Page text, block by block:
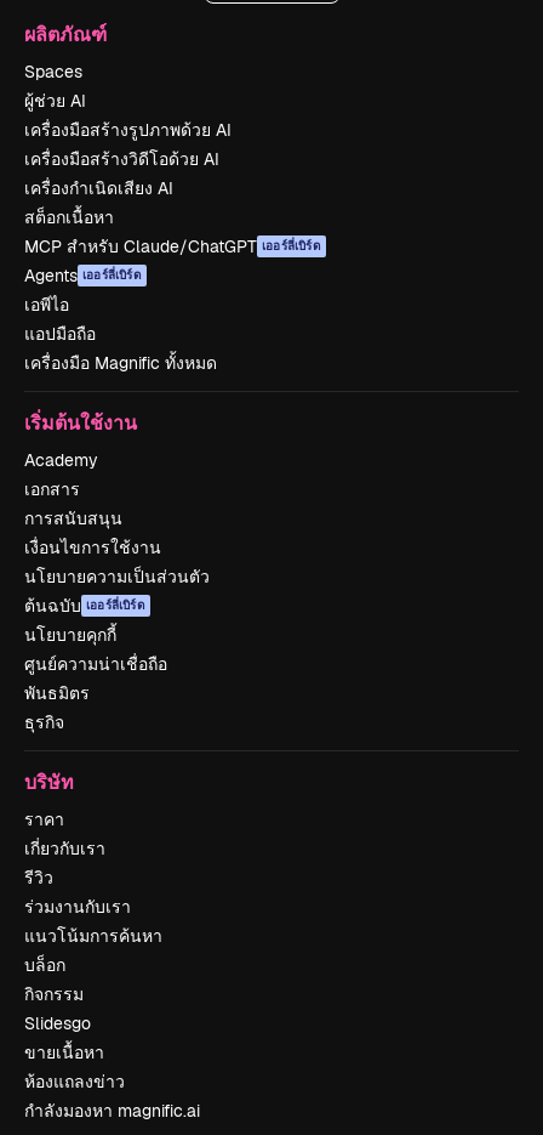
ผลิตภัณฑ์
Spaces
ผู้ช่วย AI
เครื่องมือสร้างรูปภาพด้วย AI
เครื่องมือสร้างวิดีโอด้วย AI
เครื่องกำเนิดเสียง AI
สต็อกเนื้อหา
MCP สำหรับ Claude/ChatGPT เออร์ลี่เบิร์ด
Agents เออร์ลี่เบิร์ด
เอพีไอ
แอปมือถือ
เครื่องมือ Magnific ทั้งหมด
เริ่มต้นใช้งาน
Academy
เอกสาร
การสนับสนุน
เงื่อนไขการใช้งาน
นโยบายความเป็นส่วนตัว
ต้นฉบับ เออร์ลี่เบิร์ด
นโยบายคุกกี้
ศูนย์ความน่าเชื่อถือ
พันธมิตร
ธุรกิจ
บริษัท
ราคา
เกี่ยวกับเรา
รีวิว
ร่วมงานกับเรา
แนวโน้มการค้นหา
บล็อก
กิจกรรม
Slidesgo
ขายเนื้อหา
ห้องแถลงข่าว
กำลังมองหา magnific.ai